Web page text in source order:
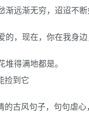
渐远渐无穷，迢迢不断
的，现在，你在我身边
堆得满地都是。
捡到它
的古风句子，句句虐